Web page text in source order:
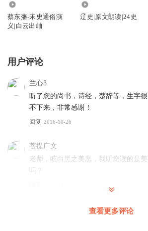
蔡东藩-宋史通俗演
义|白云出岫
辽史|原文朗读|24史
用户评论
兰心3
听了您的尚书，诗经，楚辞等，生字
不下来，非常感谢！
回复 2016-10-26
菩提广文
老师，眩白黑之美恶，我听您读的是
吗？
查看更多评论